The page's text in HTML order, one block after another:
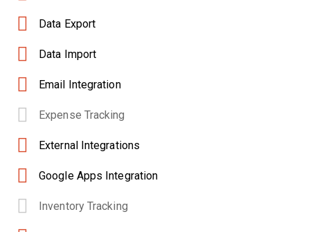
Data Export
Data Import
Email Integration
Expense Tracking
External Integrations
Google Apps Integration
Inventory Tracking